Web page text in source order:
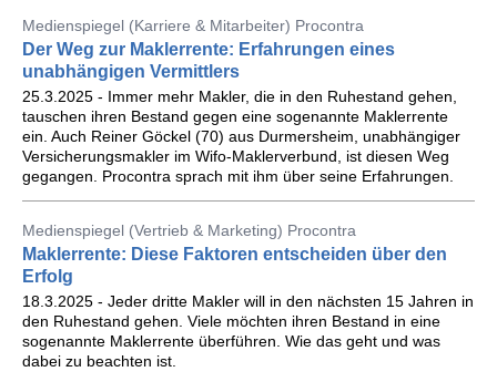
Medienspiegel (Karriere & Mitarbeiter) Procontra
Der Weg zur Maklerrente: Erfahrungen eines
unabhängigen Vermittlers
25.3.2025 - Immer mehr Makler, die in den Ruhestand gehen,
tauschen ihren Bestand gegen eine sogenannte Maklerrente
ein. Auch Reiner Göckel (70) aus Durmersheim, unabhängiger
Versicherungsmakler im Wifo-Maklerverbund, ist diesen Weg
gegangen. Procontra sprach mit ihm über seine Erfahrungen.
Medienspiegel (Vertrieb & Marketing) Procontra
Maklerrente: Diese Faktoren entscheiden über den
Erfolg
18.3.2025 - Jeder dritte Makler will in den nächsten 15 Jahren in
den Ruhestand gehen. Viele möchten ihren Bestand in eine
sogenannte Maklerrente überführen. Wie das geht und was
dabei zu beachten ist.